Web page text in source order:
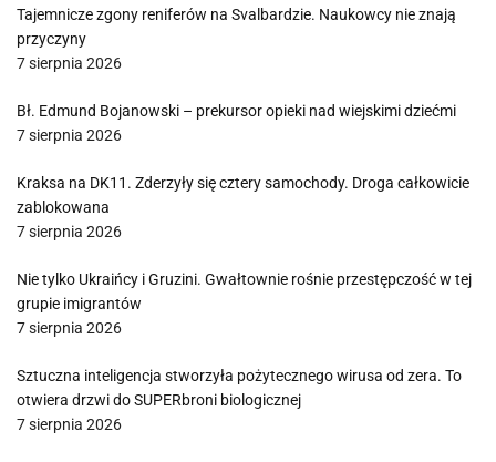
Tajemnicze zgony reniferów na Svalbardzie. Naukowcy nie znają
przyczyny
7 sierpnia 2026
Bł. Edmund Bojanowski – prekursor opieki nad wiejskimi dziećmi
7 sierpnia 2026
Kraksa na DK11. Zderzyły się cztery samochody. Droga całkowicie
zablokowana
7 sierpnia 2026
Nie tylko Ukraińcy i Gruzini. Gwałtownie rośnie przestępczość w tej
grupie imigrantów
7 sierpnia 2026
Sztuczna inteligencja stworzyła pożytecznego wirusa od zera. To
otwiera drzwi do SUPERbroni biologicznej
7 sierpnia 2026